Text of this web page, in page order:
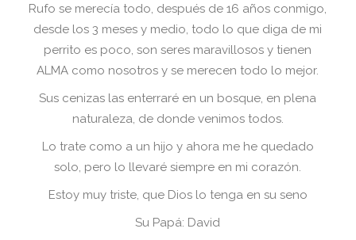
Rufo se merecía todo, después de 16 años conmigo,
desde los 3 meses y medio, todo lo que diga de mi
perrito es poco, son seres maravillosos y tienen
ALMA como nosotros y se merecen todo lo mejor.
Sus cenizas las enterraré en un bosque, en plena
naturaleza, de donde venimos todos.
Lo trate como a un hijo y ahora me he quedado
solo, pero lo llevaré siempre en mi corazón.
Estoy muy triste, que Dios lo tenga en su seno
Su Papá: David